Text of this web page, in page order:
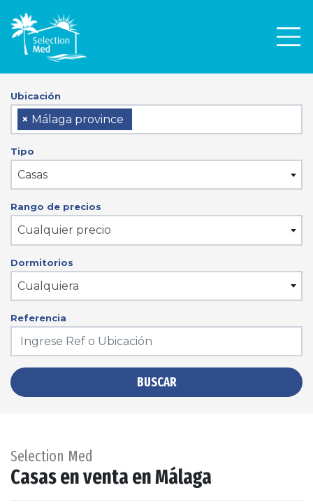
Ubicación
× Málaga province
Tipo
Casas
Rango de precios
Cualquier precio
Dormitorios
Cualquiera
Referencia
BUSCAR
Selection Med
Casas en venta en Málaga